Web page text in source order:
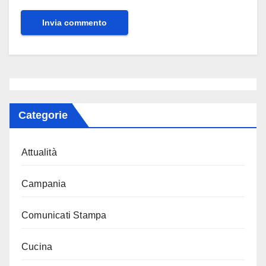
Categorie
Attualità
Campania
Comunicati Stampa
Cucina